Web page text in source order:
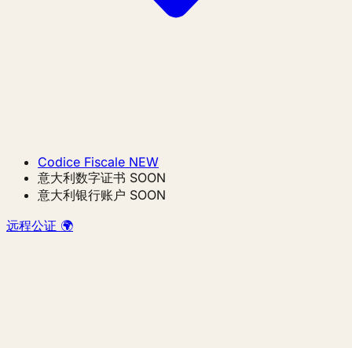
Codice Fiscale NEW
意大利数字证书 SOON
意大利银行账户 SOON
远程公证 🌍